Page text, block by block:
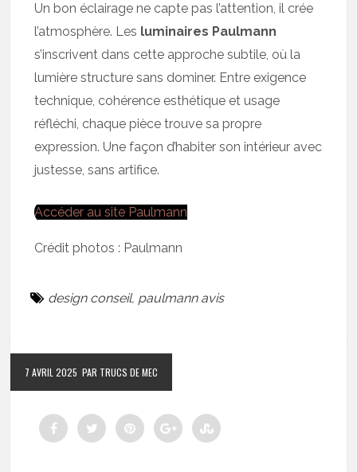
Un bon éclairage ne capte pas l’attention, il crée
l’atmosphère. Les luminaires Paulmann
s’inscrivent dans cette approche subtile, où la
lumière structure sans dominer. Entre exigence
technique, cohérence esthétique et usage
réfléchi, chaque pièce trouve sa propre
expression. Une façon d’habiter son intérieur avec
justesse, sans artifice.
Accéder au site Paulmann
Crédit photos : Paulmann
design conseil, paulmann avis
7 AVRIL 2025 PAR TRUCS DE MEC